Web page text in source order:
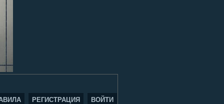
РЕГИСТРАЦИЯ ВОЙТИ